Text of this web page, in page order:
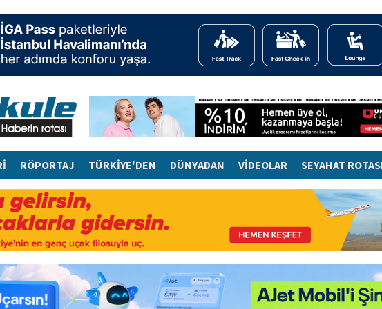
RÖPORTAJ TÜRKİYE'DEN DÜNYADAN VİDEOLAR SEYAHAT